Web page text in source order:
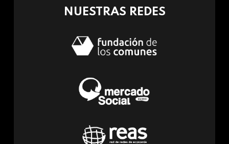
NUESTRAS REDES